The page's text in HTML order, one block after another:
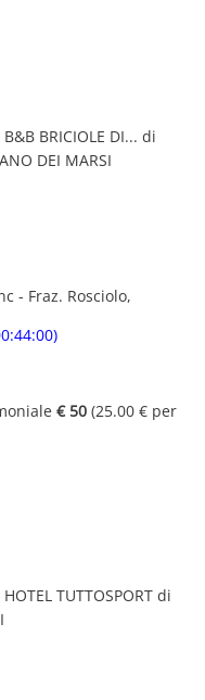
- Fraz. Rosciolo,
€ 50 (25.00 € per